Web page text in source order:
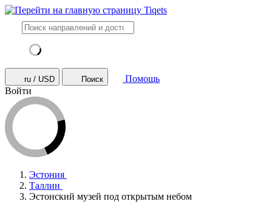
ru / USD Поиск
Помощь
Войти
Эстония
Таллин
Эстонский музей под открытым небом